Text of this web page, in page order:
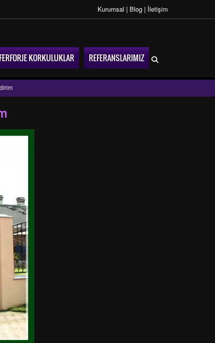
Kurumsal | Blog | İletişim
FERFORJE KORKULUKLAR REFERANSLARIMIZ